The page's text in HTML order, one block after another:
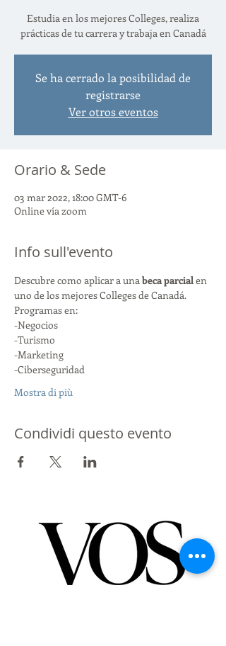
Estudia en los mejores Colleges, realiza
prácticas de tu carrera y trabaja en Canadá
Se ha cerrado la posibilidad de
registrarse
Ver otros eventos
Orario & Sede
03 mar 2022, 18:00 GMT-6
Online vía zoom
Info sull'evento
Descubre como aplicar a una beca parcial en
uno de los mejores Colleges de Canadá.
Programas en:
-Negocios
-Turismo
-Marketing
-Ciberseguridad
Mostra di più
Condividi questo evento